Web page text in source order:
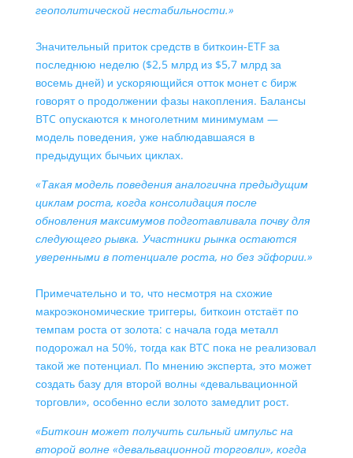
геополитической нестабильности.»
Значительный приток средств в биткоин-ETF за
последнюю неделю ($2,5 млрд из $5,7 млрд за
восемь дней) и ускоряющийся отток монет с бирж
говорят о продолжении фазы накопления. Балансы
BTC опускаются к многолетним минимумам —
модель поведения, уже наблюдавшаяся в
предыдущих бычьих циклах.
«Такая модель поведения аналогична предыдущим
циклам роста, когда консолидация после
обновления максимумов подготавливала почву для
следующего рывка. Участники рынка остаются
уверенными в потенциале роста, но без эйфории.»
Примечательно и то, что несмотря на схожие
макроэкономические триггеры, биткоин отстаёт по
темпам роста от золота: с начала года металл
подорожал на 50%, тогда как BTC пока не реализовал
такой же потенциал. По мнению эксперта, это может
создать базу для второй волны «девальвационной
торговли», особенно если золото замедлит рост.
«Биткоин может получить сильный импульс на
второй волне «девальвационной торговли», когда